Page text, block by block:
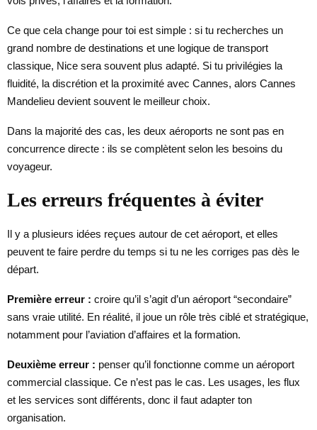
Ce que cela change pour toi est simple : si tu recherches un
grand nombre de destinations et une logique de transport
classique, Nice sera souvent plus adapté. Si tu privilégies la
fluidité, la discrétion et la proximité avec Cannes, alors Cannes
Mandelieu devient souvent le meilleur choix.
Dans la majorité des cas, les deux aéroports ne sont pas en
concurrence directe : ils se complètent selon les besoins du
voyageur.
Les erreurs fréquentes à éviter
Il y a plusieurs idées reçues autour de cet aéroport, et elles
peuvent te faire perdre du temps si tu ne les corriges pas dès le
départ.
Première erreur : croire qu’il s’agit d’un aéroport “secondaire”
sans vraie utilité. En réalité, il joue un rôle très ciblé et stratégique,
notamment pour l’aviation d’affaires et la formation.
Deuxième erreur : penser qu’il fonctionne comme un aéroport
commercial classique. Ce n’est pas le cas. Les usages, les flux
et les services sont différents, donc il faut adapter ton
organisation.